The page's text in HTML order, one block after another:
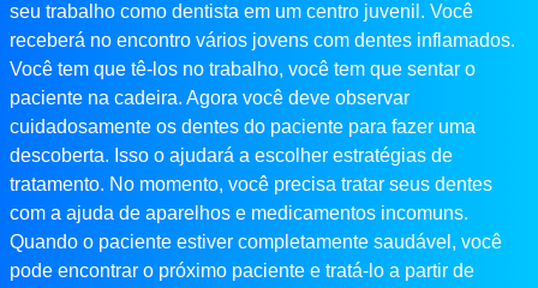
seu trabalho como dentista em um centro juvenil. Você
receberá no encontro vários jovens com dentes inflamados.
Você tem que tê-los no trabalho, você tem que sentar o
paciente na cadeira. Agora você deve observar
cuidadosamente os dentes do paciente para fazer uma
descoberta. Isso o ajudará a escolher estratégias de
tratamento. No momento, você precisa tratar seus dentes
com a ajuda de aparelhos e medicamentos incomuns.
Quando o paciente estiver completamente saudável, você
pode encontrar o próximo paciente e tratá-lo a partir de